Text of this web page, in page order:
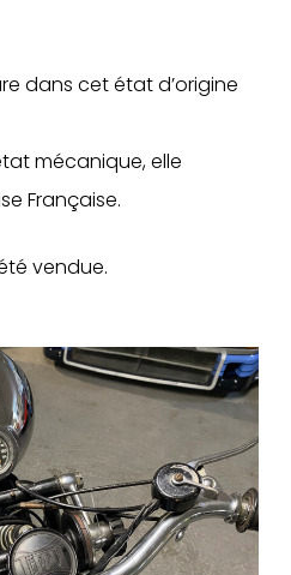
dans cet état d’origine
mécanique, elle
Française.
vendue.